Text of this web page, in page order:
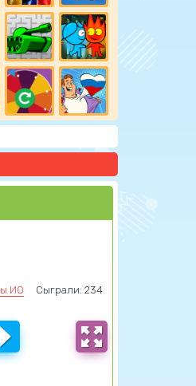
ИО Сыграли: 234